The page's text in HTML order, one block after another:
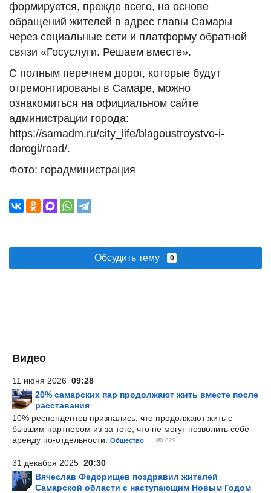
формируется, прежде всего, на основе
обращений жителей в адрес главы Самары
через социальные сети и платформу обратной
связи «Госуслуги. Решаем вместе».
С полным перечнем дорог, которые будут
отремонтированы в Самаре, можно
ознакомиться на официальном сайте
администрации города:
https://samadm.ru/city_life/blagoustroystvo-i-
dorogi/road/.
Фото: горадминистрация
Обсудить тему 0
Видео
11 июня 2026 09:28
20% самарских пар продолжают жить вместе после
расставания
10% респондентов признались, что продолжают жить с
бывшим партнером из-за того, что не могут позволить себе
аренду по-отдельности.
Общество 829
31 декабря 2025 20:30
Вячеслав Федорищев поздравил жителей
Самарской области с наступающим Новым Годом